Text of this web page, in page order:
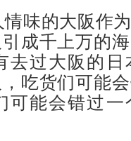
味的大阪作
成千上万的
去过大阪的
吃货们可能
可能会错过